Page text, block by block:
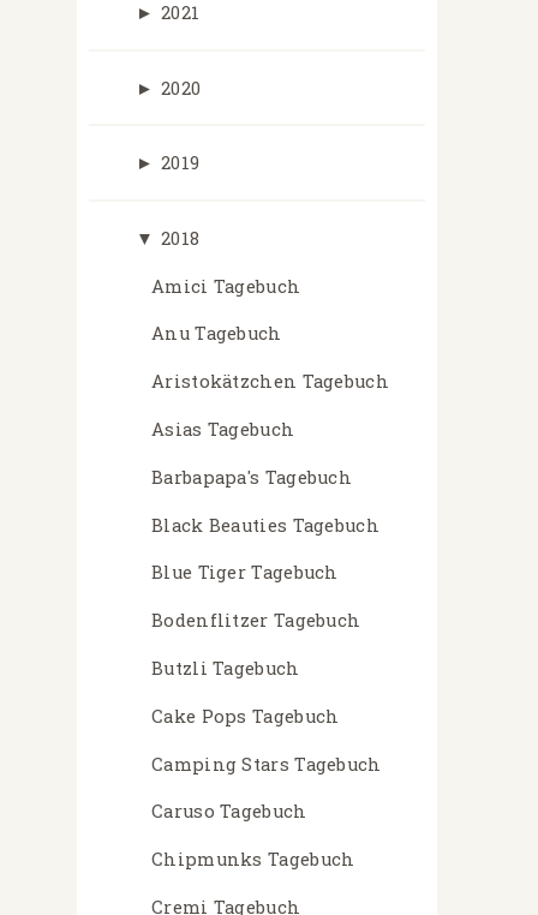
► 2021
► 2020
► 2019
▼ 2018
Amici Tagebuch
Anu Tagebuch
Aristokätzchen Tagebuch
Asias Tagebuch
Barbapapa's Tagebuch
Black Beauties Tagebuch
Blue Tiger Tagebuch
Bodenflitzer Tagebuch
Butzli Tagebuch
Cake Pops Tagebuch
Camping Stars Tagebuch
Caruso Tagebuch
Chipmunks Tagebuch
Cremi Tagebuch